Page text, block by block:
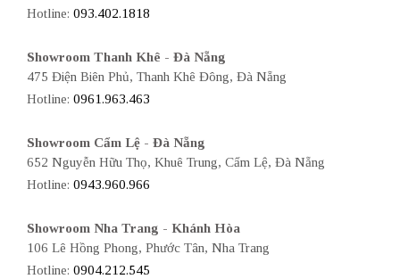
Hotline: 093.402.1818
Showroom Thanh Khê - Đà Nẵng
475 Điện Biên Phủ, Thanh Khê Đông, Đà Nẵng
Hotline: 0961.963.463
Showroom Cẩm Lệ - Đà Nẵng
652 Nguyễn Hữu Thọ, Khuê Trung, Cẩm Lệ, Đà Nẵng
Hotline: 0943.960.966
Showroom Nha Trang - Khánh Hòa
106 Lê Hồng Phong, Phước Tân, Nha Trang
Hotline: 0904.212.545